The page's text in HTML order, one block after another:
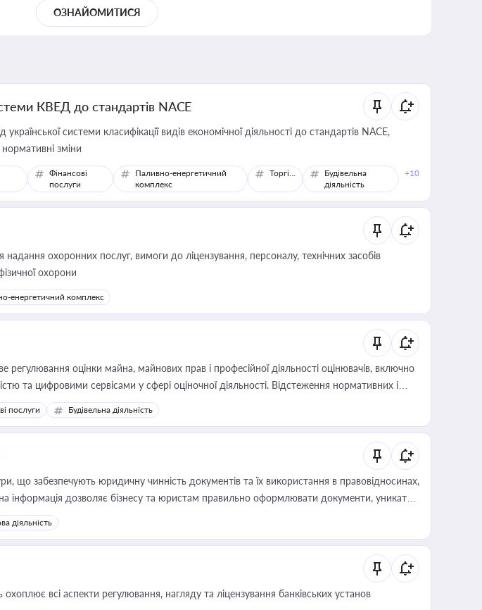
ОЗНАЙОМИТИСЯ
КВЕД до стандартів NACE
системи класифікації видів економічної діяльності до стандартів NACE,
зміни
Фінансові
послуги
Паливно-енергетичний
комплекс
Торгівля
Будівельна
діяльність
+10
надання охоронних послуг, вимоги до ліцензування, персоналу, технічних засобів
охорони
енергетичний комплекс
регулювання оцінки майна, майнових прав і професійної діяльності оцінювачів, включно
та цифровими сервісами у сфері оціночної діяльності. Відстеження нормативних і
власника бізнесу, керівника, юриста або бухгалтера під час оподаткування,
корпоративних угод і перевірки статусу суб'єктів оціночної діяльності
послуги Будівельна діяльність
що забезпечують юридичну чинність документів та їх використання в правовідносинах,
інформація дозволяє бізнесу та юристам правильно оформлювати документи, уникати
їх належне прийняття органами влади та контрагентами
діяльність
охоплює всі аспекти регулювання, нагляду та ліцензування банківських установ